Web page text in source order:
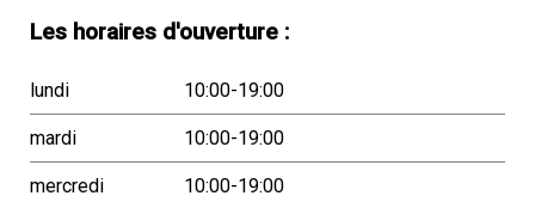
Les horaires d'ouverture :
lundi 10:00-19:00
mardi 10:00-19:00
mercredi 10:00-19:00